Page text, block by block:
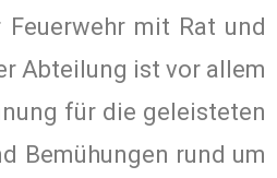
mit Rat und
Abteilung ist vor allem
für die geleisteten
Bemühungen rund um